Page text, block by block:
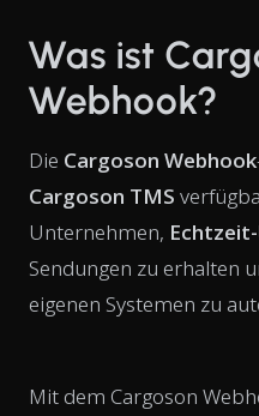
Was ist
Webhook?
Die Cargoson Webhook
Cargoson TMS
Unternehmen,
Sendungen zu erhalten
eigenen Systemen zu
Mit dem Cargoson